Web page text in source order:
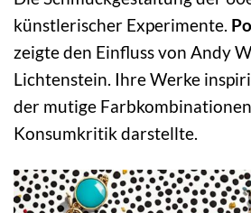
künstlerischer Experimente.
zeigte den Einfluss von Andy
Lichtenstein. Ihre Werke
der mutige
Konsumkritik darstellte.